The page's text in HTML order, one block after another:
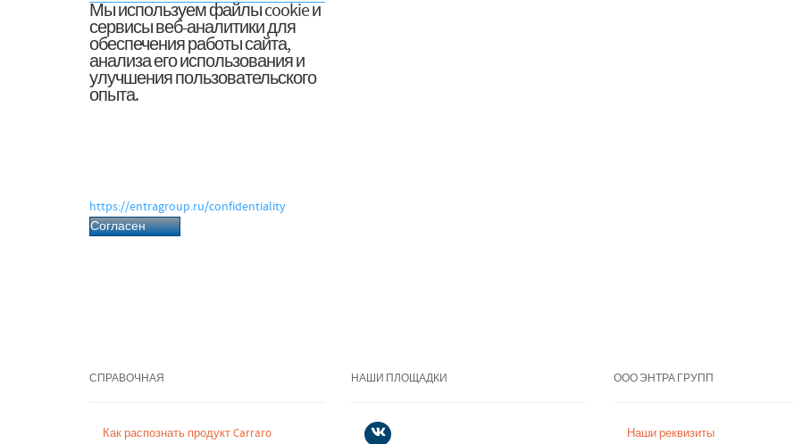
Мы используем файлы cookie и
сервисы веб-аналитики для
обеспечения работы сайта,
анализа его использования и
улучшения пользовательского
опыта.
https://entragroup.ru/confidentiality
Согласен
СПРАВОЧНАЯ
Как распознать продукт Carraro
НАШИ ПЛОЩАДКИ ООО ЭНТРА ГРУПП
Наши реквизиты